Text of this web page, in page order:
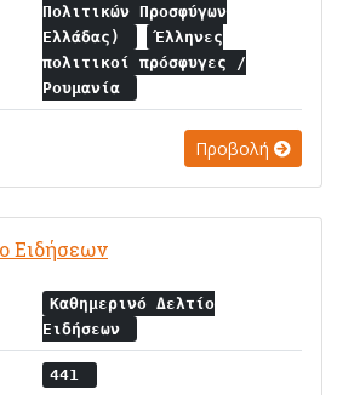
Πολιτικών Προσφύγων
Ελλάδας)
Έλληνες
πολιτικοί πρόσφυγες /
Ρουμανία
Προβολή
Ειδήσεων
Καθημερινό Δελτίο
Ειδήσεων
441